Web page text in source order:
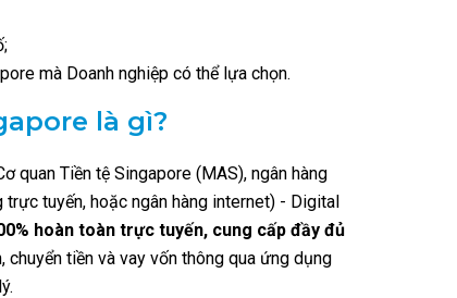
mà Doanh nghiệp có thể lựa chọn.
là gì?
quan Tiền tệ Singapore (MAS), ngân hàng
tuyến, hoặc ngân hàng internet) - Digital
hoàn toàn trực tuyến, cung cấp đầy đủ
chuyển tiền và vay vốn thông qua ứng dụng